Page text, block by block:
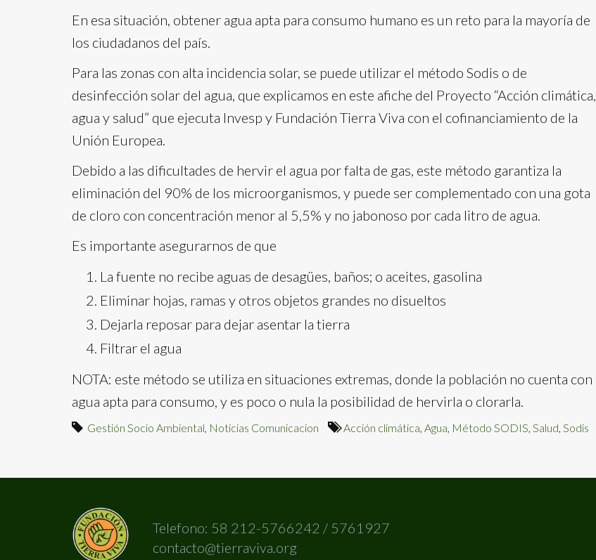
En esa situación, obtener agua apta para consumo humano es un reto para la mayoría de
los ciudadanos del país.
Para las zonas con alta incidencia solar, se puede utilizar el método Sodis o de
desinfección solar del agua, que explicamos en este afiche del Proyecto “Acción climática,
agua y salud” que ejecuta Invesp y Fundación Tierra Viva con el cofinanciamiento de la
Unión Europea.
Debido a las dificultades de hervir el agua por falta de gas, este método garantiza la
eliminación del 90% de los microorganismos, y puede ser complementado con una gota
de cloro con concentración menor al 5,5% y no jabonoso por cada litro de agua.
Es importante asegurarnos de que
La fuente no recibe aguas de desagües, baños; o aceites, gasolina
Eliminar hojas, ramas y otros objetos grandes no disueltos
Dejarla reposar para dejar asentar la tierra
Filtrar el agua
NOTA: este método se utiliza en situaciones extremas, donde la población no cuenta con
agua apta para consumo, y es poco o nula la posibilidad de hervirla o clorarla.
Gestión Socio Ambiental, Noticias Comunicacion Acción climática, Agua, Método SODIS, Salud, Sodis
Telefono: 58 212-5766242 / 5761927
contacto@tierraviva.org